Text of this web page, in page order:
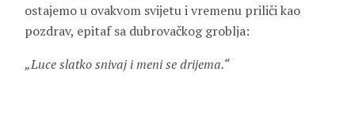
ostajemo u ovakvom svijetu i vremenu priliči kao
pozdrav, epitaf sa dubrovačkog groblja:
„Luce slatko snivaj i meni se drijema.“